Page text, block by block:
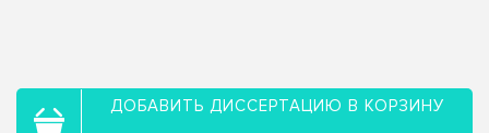
ДОБАВИТЬ ДИССЕРТАЦИЮ В КОРЗИНУ